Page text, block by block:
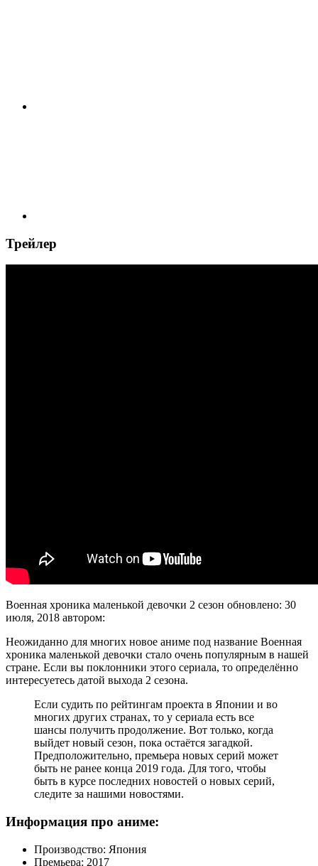
Трейлер
Военная хроника маленькой девочки 2 сезон обновлено: 30
июля, 2018 автором:
Неожиданно для многих новое аниме под название Военная
хроника маленькой девочки стало очень популярным в нашей
стране. Если вы поклонники этого сериала, то определённо
интересуетесь датой выхода 2 сезона.
Если судить по рейтингам проекта в Японии и во
многих других странах, то у сериала есть все
шансы получить продолжение. Вот только, когда
выйдет новый сезон, пока остаётся загадкой.
Предположительно, премьера новых серий может
быть не ранее конца 2019 года. Для того, чтобы
быть в курсе последних новостей о новых серий,
следите за нашими новостями.
Информация про аниме:
Производство: Япония
Премьера: 2017